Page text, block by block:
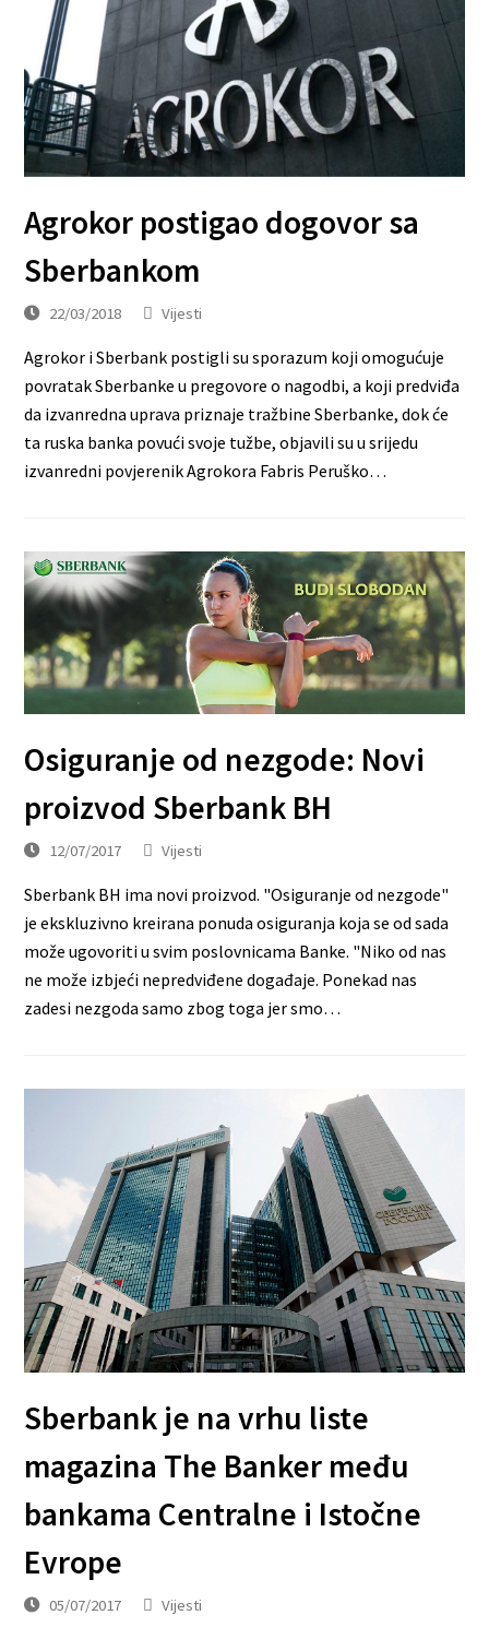
Agrokor postigao dogovor sa
Sberbankom
22/03/2018 Vijesti
Agrokor i Sberbank postigli su sporazum koji omogućuje
povratak Sberbanke u pregovore o nagodbi, a koji predviđa
da izvanredna uprava priznaje tražbine Sberbanke, dok će
ta ruska banka povući svoje tužbe, objavili su u srijedu
izvanredni povjerenik Agrokora Fabris Peruško…
Osiguranje od nezgode: Novi
proizvod Sberbank BH
12/07/2017 Vijesti
Sberbank BH ima novi proizvod. "Osiguranje od nezgode"
je ekskluzivno kreirana ponuda osiguranja koja se od sada
može ugovoriti u svim poslovnicama Banke. "Niko od nas
ne može izbjeći nepredviđene događaje. Ponekad nas
zadesi nezgoda samo zbog toga jer smo…
Sberbank je na vrhu liste
magazina The Banker među
bankama Centralne i Istočne
Evrope
05/07/2017 Vijesti